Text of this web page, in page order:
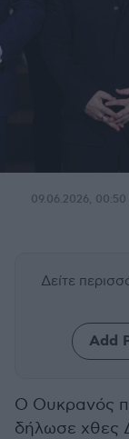
09.06.2026, 00:50
Δείτε
Add
Ο Ουκρανός
δήλωσε χθες